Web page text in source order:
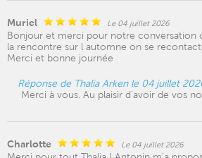
Muriel Le 04 juillet 2026
Bonjour et merci pour notre conversation
la rencontre sur l automne on se
Merci et bonne journée
Réponse de Thalia Arken le 04 juillet
Merci à vous. Au plaisir d'avoir de vos
Charlotte Le 04 juillet 2026